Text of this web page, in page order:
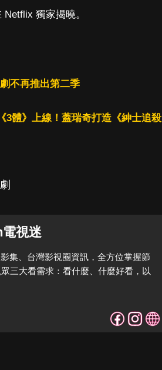
獨家揭曉。
不再推出第二季
3體》上線！蓋瑞奇打造《紳士追殺
視迷
集、台灣影視圈資訊，全方位掌握節
三大看需求：看什麼、什麼好看，以